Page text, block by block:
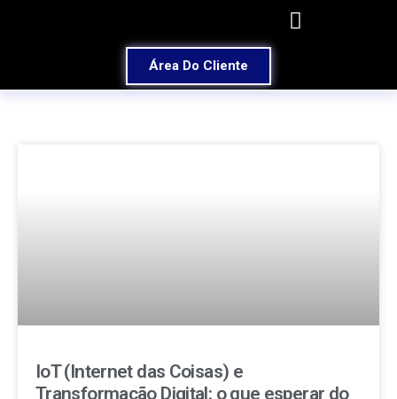
Área Do Cliente
IoT (Internet das Coisas) e
Transformação Digital: o que esperar do